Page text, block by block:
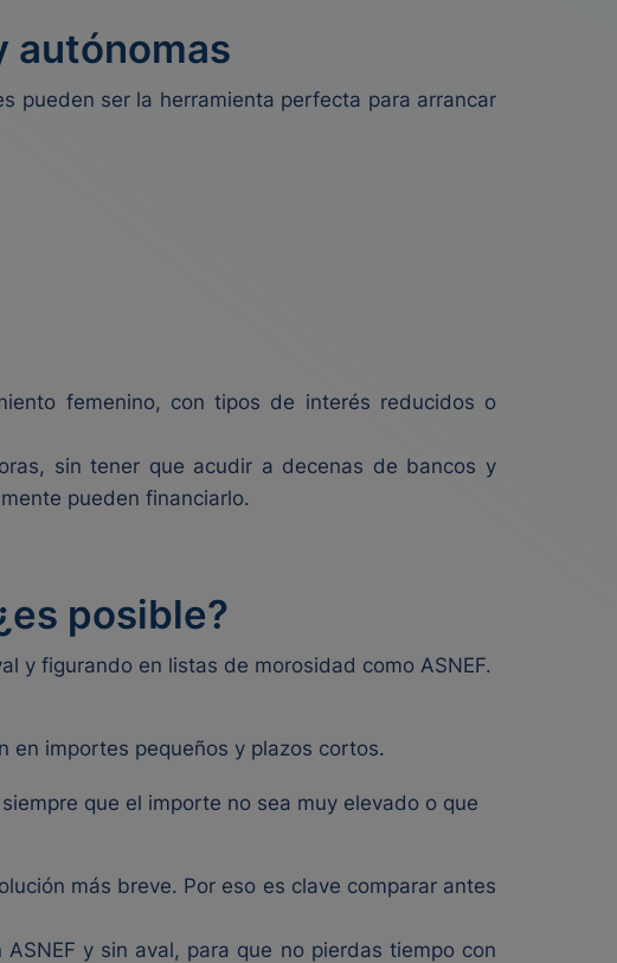
autónomas
pueden ser la herramienta perfecta para arrancar
femenino, con tipos de interés reducidos o
sin tener que acudir a decenas de bancos y
pueden financiarlo.
posible?
y figurando en listas de morosidad como ASNEF.
en importes pequeños y plazos cortos.
que el importe no sea muy elevado o que
más breve. Por eso es clave comparar antes
y sin aval, para que no pierdas tiempo con